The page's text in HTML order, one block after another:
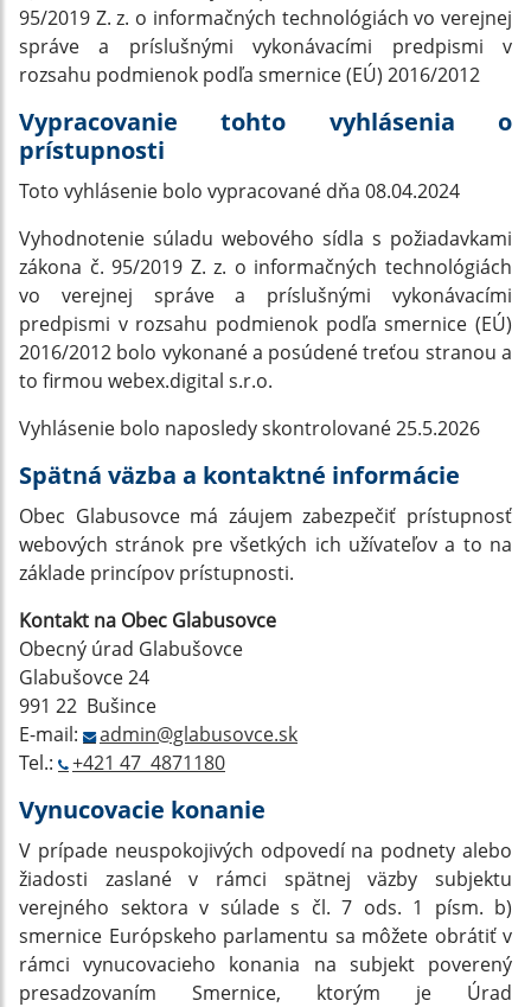
95/2019 Z. z. o informačných technológiách vo verejnej
správe a príslušnými vykonávacími predpismi v
rozsahu podmienok podľa smernice (EÚ) 2016/2012
Vypracovanie tohto vyhlásenia o
prístupnosti
Toto vyhlásenie bolo vypracované dňa 08.04.2024
Vyhodnotenie súladu webového sídla s požiadavkami
zákona č. 95/2019 Z. z. o informačných technológiách
vo verejnej správe a príslušnými vykonávacími
predpismi v rozsahu podmienok podľa smernice (EÚ)
2016/2012 bolo vykonané a posúdené treťou stranou a
to firmou webex.digital s.r.o.
Vyhlásenie bolo naposledy skontrolované 25.5.2026
Spätná väzba a kontaktné informácie
Obec Glabusovce má záujem zabezpečiť prístupnosť
webových stránok pre všetkých ich užívateľov a to na
základe princípov prístupnosti.
Kontakt na Obec Glabusovce
Obecný úrad Glabušovce
Glabušovce 24
991 22 Bušince
E-mail:
admin@glabusovce.sk
Tel.:
+421 47 4871180
Vynucovacie konanie
V prípade neuspokojivých odpovedí na podnety alebo
žiadosti zaslané v rámci spätnej väzby subjektu
verejného sektora v súlade s čl. 7 ods. 1 písm. b)
smernice Európskeho parlamentu sa môžete obrátiť v
rámci vynucovacieho konania na subjekt poverený
presadzovaním Smernice, ktorým je Úrad